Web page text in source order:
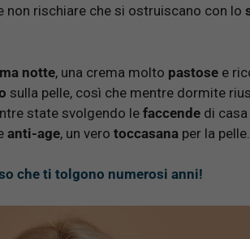
non rischiare che si ostruiscano con lo
notte, una crema molto pastose e
sulla pelle, così che mentre dormite
state svolgendo le faccende di
anti-age, un vero toccasana per la pelle.
che ti tolgono numerosi anni!